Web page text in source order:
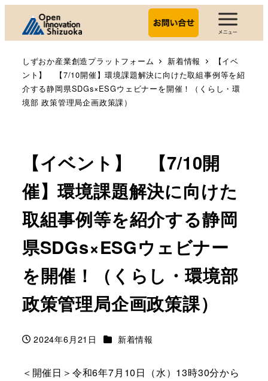
しずおか産業創造プラットフォーム 新着情報
【イベ
ント】 【7/10開催】環境課題解決に向けた取組事例等を紹
介する静岡県SDGs×ESGウェビナーを開催！（くらし・環
境部 政策管理局企画政策課）
【イベント】 【7/10開
催】環境課題解決に向けた
取組事例等を紹介する静岡
県SDGs×ESGウェビナー
を開催！（くらし・環境部
政策管理局企画政策課）
投稿日
2024年6月21日 カテゴリー
新着情報
＜開催日＞令和6年7月10日（水）13時30分から